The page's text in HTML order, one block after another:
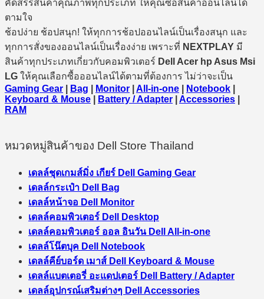
คัดสรรสินค้าคุณภาพทุกประเภท ให้คุณซื้อสินค้าออนไลน์ได้
ตามใจ
ช้อปง่าย ช้อปสนุก! ให้ทุกการช้อปออนไลน์เป็นเรื่องสนุก และ
ทุกการสั่งของออนไลน์เป็นเรื่องง่าย เพราะที่ NEXTPLAY มี
สินค้าทุกประเภทเกี่ยวกับคอมพิวเตอร์ Dell Acer hp Asus Msi
LG ให้คุณเลือกซื้อออนไลน์ได้ตามที่ต้องการ ไม่ว่าจะเป็น
Gaming Gear
Bag Monitor All-in-one Notebook
Keyboard & Mouse
Battery / Adapter Accessories
RAM
หมวดหมู่สินค้าของ Dell Store Thailand
เดลล์ชุดเกมส์มิ่ง เกียร์ Dell Gaming Gear
เดลล์กระเป๋า Dell Bag
เดลล์หน้าจอ Dell Monitor
เดลล์คอมพิวเตอร์ Dell Desktop
เดลล์คอมพิวเตอร์ ออล อินวัน Dell All-in-one
เดลล์โน๊ตบุค Dell Notebook
เดลล์คีย์บอร์ด เมาส์ Dell Keyboard & Mouse
เดลล์แบตเตอรี่ อะแดปเตอร์ Dell Battery / Adapter
เดลล์อุปกรณ์เสริมต่างๆ Dell Accessories